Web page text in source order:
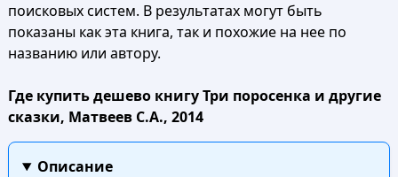
поисковых систем. В результатах могут быть
показаны как эта книга, так и похожие на нее по
названию или автору.
Где купить дешево книгу Три поросенка и другие
сказки, Матвеев С.А., 2014
Описание